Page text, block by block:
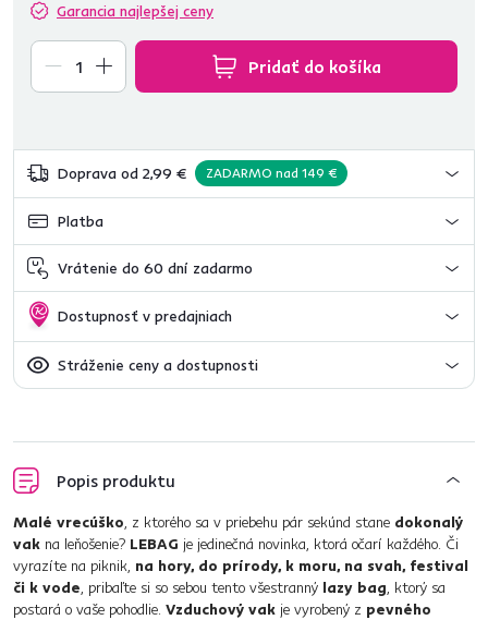
Garancia najlepšej ceny
Pridať do košíka
Doprava od 2,99 € ZADARMO nad 149 €
Platba
Vrátenie do 60 dní zadarmo
Dostupnosť v predajniach
Stráženie ceny a dostupnosti
Popis produktu
Malé vrecúško, z ktorého sa v priebehu pár sekúnd stane dokonalý
vak na leňošenie? LEBAG je jedinečná novinka, ktorá očarí každého. Či
vyrazíte na piknik, na hory, do prírody, k moru, na svah, festival
či k vode, pribaľte si so sebou tento všestranný lazy bag, ktorý sa
postará o vaše pohodlie. Vzduchový vak je vyrobený z pevného